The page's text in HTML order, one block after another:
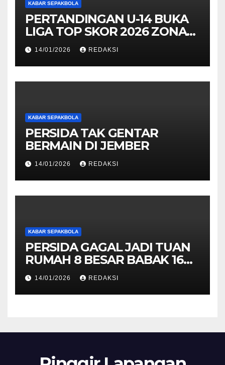
KABAR SEPAKBOLA
PERTANDINGAN U-14 BUKA
LIGA TOP SKOR 2026 ZONA
SURABAYA
14/01/2026 REDAKSI
KABAR SEPAKBOLA
PERSIDA TAK GENTAR
BERMAIN DI JEMBER
14/01/2026 REDAKSI
KABAR SEPAKBOLA
PERSIDA GAGAL JADI TUAN
RUMAH 8 BESAR BABAK 16
BESAR LIGA 4 JATIM
14/01/2026 REDAKSI